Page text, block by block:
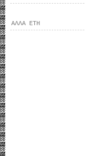
ΑΛΛΑ ΕΤΗ